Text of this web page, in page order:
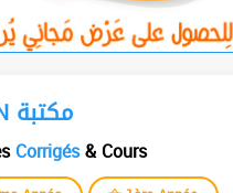
Librairie Devoir.TN مكتبة
Corrigés& Cours